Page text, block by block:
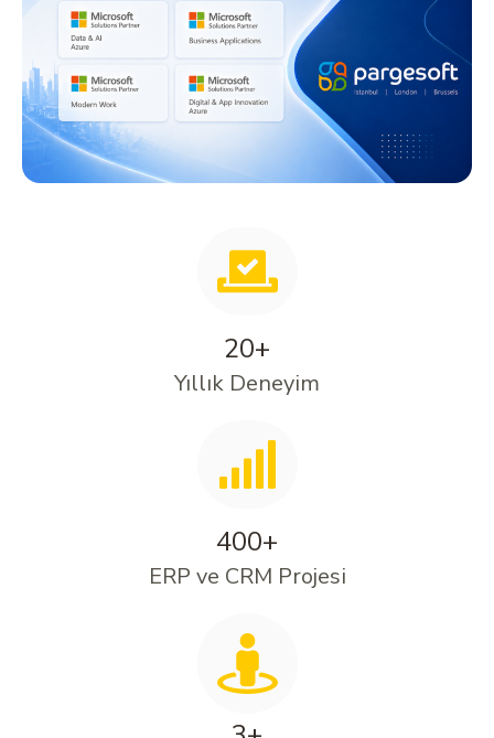
20+
Yıllık Deneyim
400+
ERP ve CRM Projesi